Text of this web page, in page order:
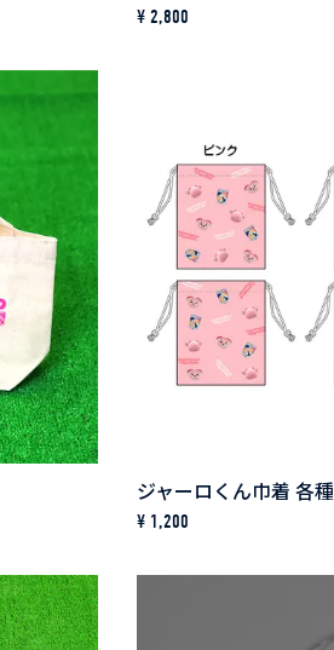
¥ 2,800
ジャーロくん巾着 各種
¥ 1,200